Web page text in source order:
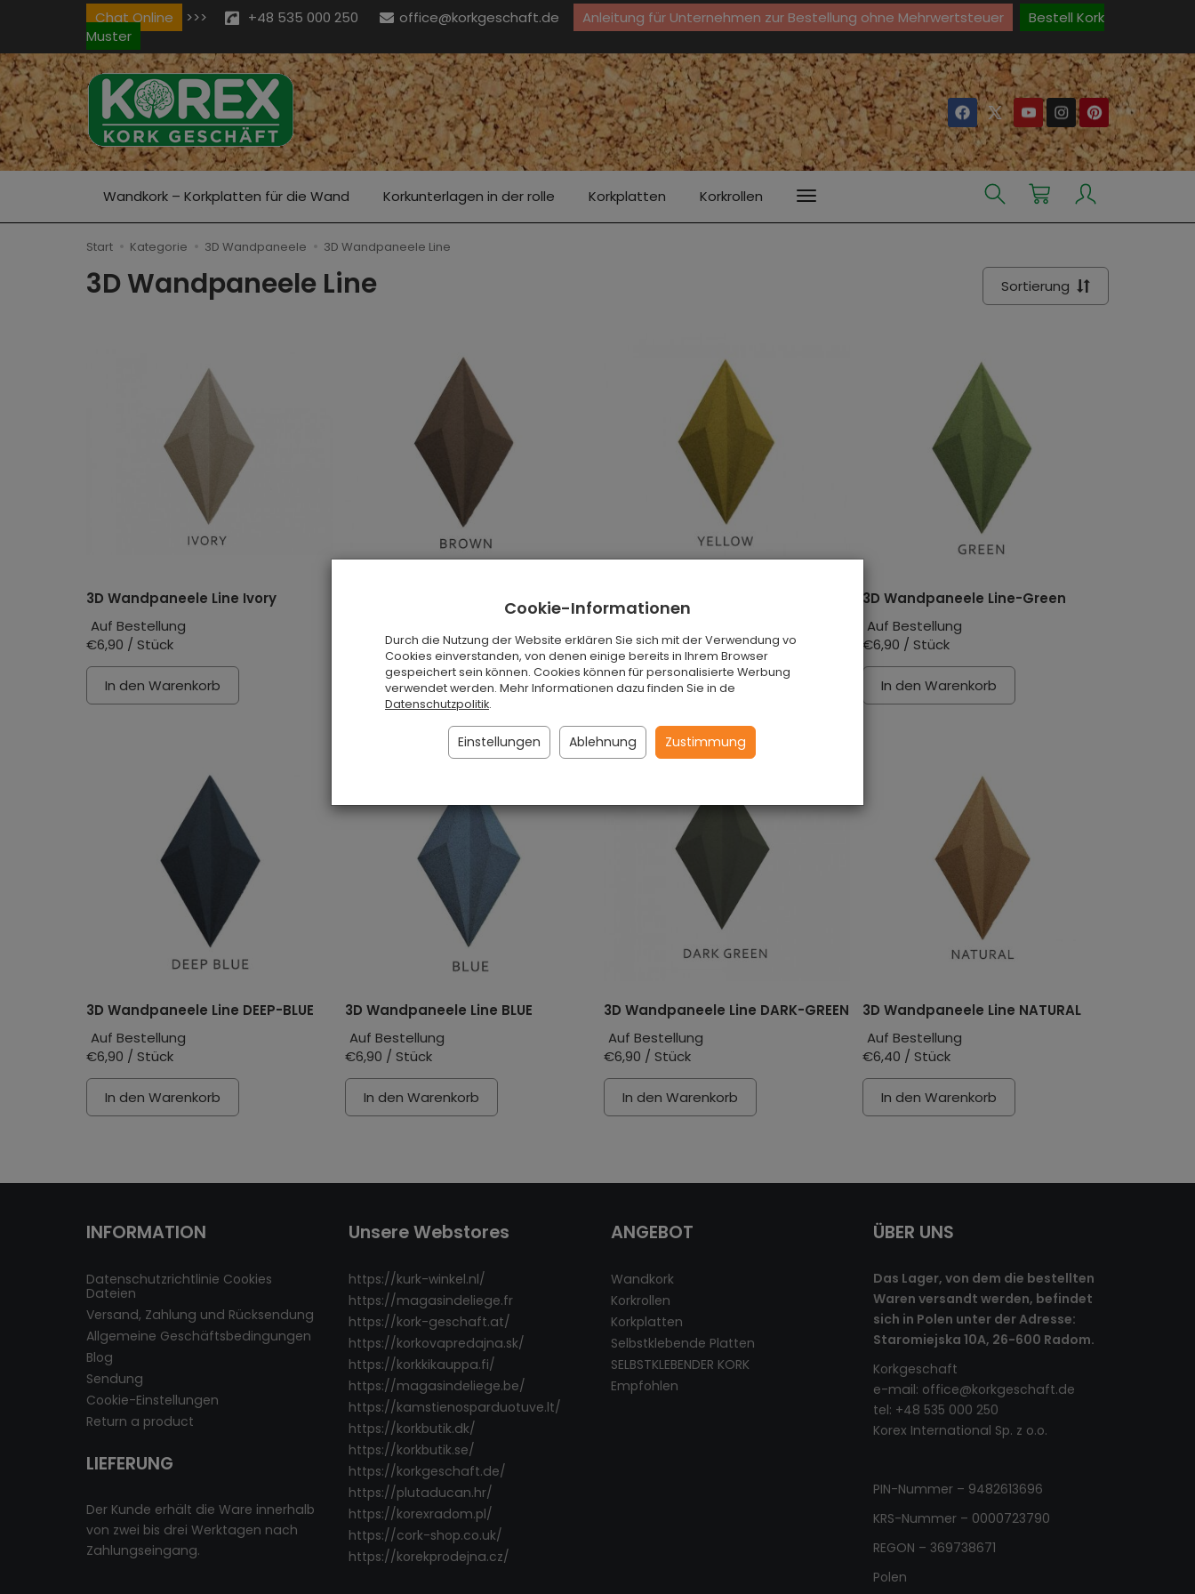
Chat Online >>> +48 535 000 250 office@korkgeschaft.de Anleitung für Unternehmen zur Bestellung ohne Mehrwertsteuer
Bestell Kork
Muster
Wandkork – Korkplatten für die Wand Korkunterlagen in der rolle Korkplatten Korkrollen
Start Kategorie 3D Wandpaneele 3D Wandpaneele Line
3D Wandpaneele Line Sortierung
3D Wandpaneele Line Ivory
Auf Bestellung
€6,90 / Stück
In den Warenkorb
3D Wandpaneele Line Brown
€6,90 / Stück
In den Warenkorb
3D Wandpaneele Line Yellow
€6,90 / Stück
In den Warenkorb
3D Wandpaneele Line-Green
Auf Bestellung
€6,90 / Stück
In den Warenkorb
3D Wandpaneele Line DEEP-BLUE
Auf Bestellung
€6,90 / Stück
In den Warenkorb
3D Wandpaneele Line BLUE
Auf Bestellung
€6,90 / Stück
In den Warenkorb
3D Wandpaneele Line DARK-GREEN
Auf Bestellung
€6,90 / Stück
In den Warenkorb
3D Wandpaneele Line NATURAL
Auf Bestellung
€6,40 / Stück
In den Warenkorb
INFORMATION
Datenschutzrichtlinie Cookies
Dateien
Versand, Zahlung und Rücksendung
Allgemeine Geschäftsbedingungen
Blog
Sendung
Cookie-Einstellungen
Return a product
LIEFERUNG
Der Kunde erhält die Ware innerhalb
von zwei bis drei Werktagen nach
Zahlungseingang.
Unsere Webstores
https://kurk-winkel.nl/
https://magasindeliege.fr
https://kork-geschaft.at/
https://korkovapredajna.sk/
https://korkkikauppa.fi/
https://magasindeliege.be/
https://kamstienosparduotuve.lt/
https://korkbutik.dk/
https://korkbutik.se/
https://korkgeschaft.de/
https://plutaducan.hr/
https://korexradom.pl/
https://cork-shop.co.uk/
https://korekprodejna.cz/
ANGEBOT
Wandkork
Korkrollen
Korkplatten
Selbstklebende Platten
SELBSTKLEBENDER KORK
Empfohlen
ÜBER UNS
Das Lager, von dem die bestellten
Waren versandt werden, befindet
sich in Polen unter der Adresse:
Staromiejska 10A, 26-600 Radom.
Korkgeschaft
e-mail: office@korkgeschaft.de
tel: +48 535 000 250
Korex International Sp. z o.o.
PIN-Nummer – 9482613696
KRS-Nummer – 0000723790
REGON – 369738671
Polen
Cookie-Informationen
Durch die Nutzung der Website erklären Sie sich mit der Verwendung vo
Cookies einverstanden, von denen einige bereits in Ihrem Browser
gespeichert sein können. Cookies können für personalisierte Werbung
verwendet werden. Mehr Informationen dazu finden Sie in de
Datenschutzpolitik.
Einstellungen Ablehnung Zustimmung